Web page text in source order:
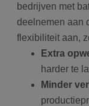
bedrijven met
deelnemen aan
flexibiliteit aan,
Extra
harder te
Minder